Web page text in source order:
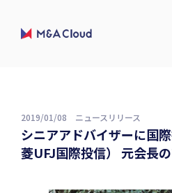
2019/01/08 ニュースリリース
シニアアドバイザーに国
菱UFJ国際投信） 元会長